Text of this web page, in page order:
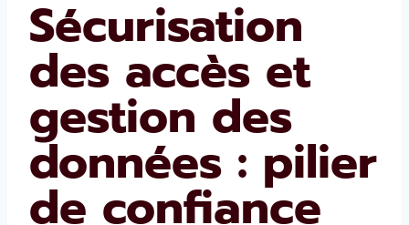
Sécurisation
des accès et
gestion des
données : pilier
de confiance